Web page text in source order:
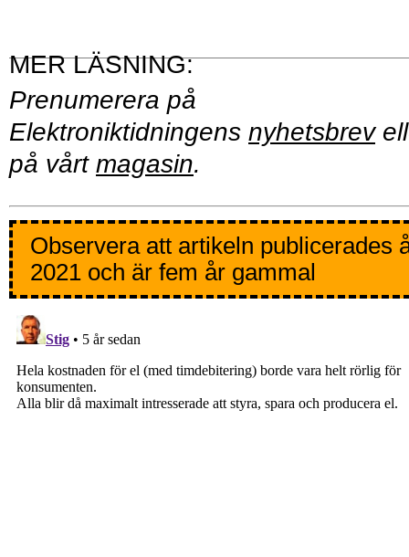
Prenumerera på
Elektroniktidningens nyhetsbrev
på vårt magasin.
Observera att artikeln publicerades
2021 och är fem år gammal